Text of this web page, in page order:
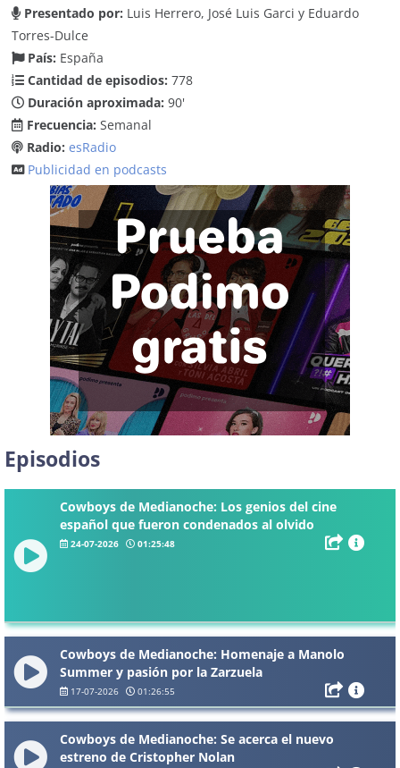
Presentado por: Luis Herrero, José Luis Garci y Eduardo
Torres-Dulce
País: España
Cantidad de episodios: 778
Duración aproximada: 90'
Frecuencia: Semanal
Radio: esRadio
Publicidad en podcasts
Episodios
Cowboys de Medianoche: Los genios del cine
español que fueron condenados al olvido
24-07-2026 01:25:48
Cowboys de Medianoche: Homenaje a Manolo
Summer y pasión por la Zarzuela
17-07-2026 01:26:55
Cowboys de Medianoche: Se acerca el nuevo
estreno de Cristopher Nolan